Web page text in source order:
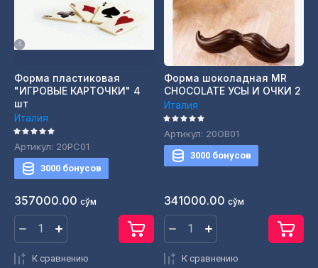
Форма пластиковая
"ИГРОВЫЕ КАРТОЧКИ" 4
шт
Италия
Артикул: 20PC01
3000 бонусов
357000.00 сўм
К сравнению
Форма шоколадная MR
CHOCOLATE УСЫ И ОЧКИ 2
Италия
Артикул: 20OB01
3000 бонусов
341000.00 сўм
К сравнению